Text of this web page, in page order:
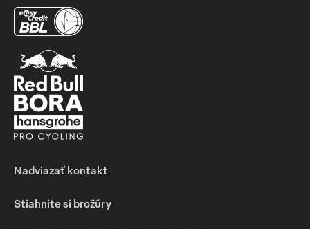
Nadviazať kontakt
Stiahnite si brožúry